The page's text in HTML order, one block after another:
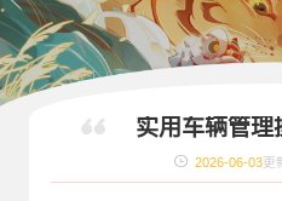
实用车辆管理
2026-06-03更
车队管控、爱车监测不用再繁
保提醒、违章查询、里程记录